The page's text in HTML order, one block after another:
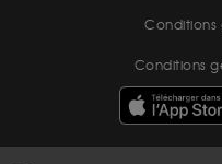
Conditions